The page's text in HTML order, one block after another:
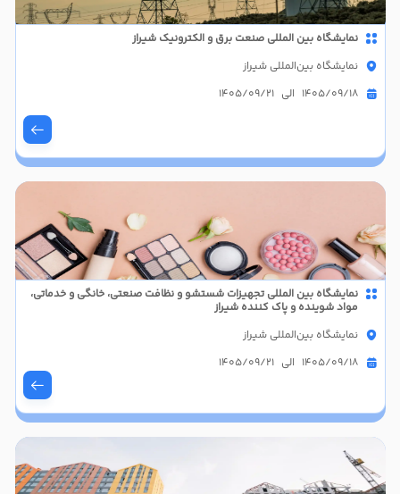
نمایشگاه بین المللی صنعت برق و الکترونیک شیراز
نمایشگاه بین‌المللی شیراز
1405/09/18 الی 1405/09/21
نمایشگاه بین المللی تجهیزات شستشو و نظافت صنعتی، خانگی و خدماتی،
مواد شوینده و پاک کننده شیراز
نمایشگاه بین‌المللی شیراز
1405/09/18 الی 1405/09/21